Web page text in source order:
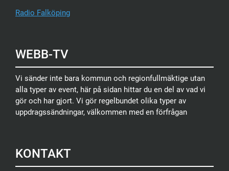
Radio Falköping
WEBB-TV
Vi sänder inte bara kommun och regionfullmäktige utan
alla typer av event, här på sidan hittar du en del av vad vi
gör och har gjort. Vi gör regelbundet olika typer av
uppdragssändningar, välkommen med en förfrågan
KONTAKT